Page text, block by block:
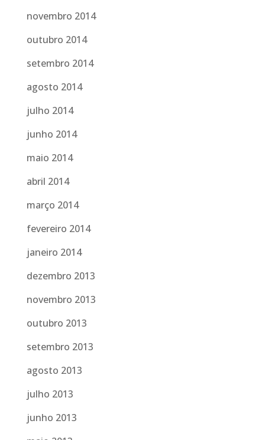
novembro 2014
outubro 2014
setembro 2014
agosto 2014
julho 2014
junho 2014
maio 2014
abril 2014
março 2014
fevereiro 2014
janeiro 2014
dezembro 2013
novembro 2013
outubro 2013
setembro 2013
agosto 2013
julho 2013
junho 2013